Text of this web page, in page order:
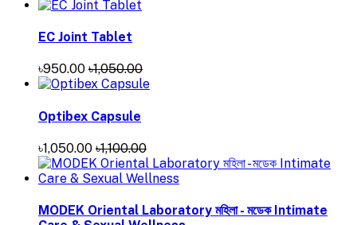
EC Joint Tablet
৳950.00 ৳1,050.00
Optibex Capsule
৳1,050.00 ৳1,100.00
MODEK Oriental Laboratory মহিলা - মডেক Intimate